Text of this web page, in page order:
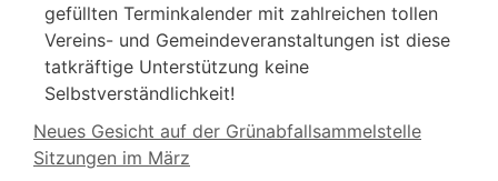
gefüllten Terminkalender mit zahlreichen tollen
Vereins- und Gemeindeveranstaltungen ist diese
tatkräftige Unterstützung keine
Selbstverständlichkeit!
Neues Gesicht auf der Grünabfallsammelstelle
Sitzungen im März